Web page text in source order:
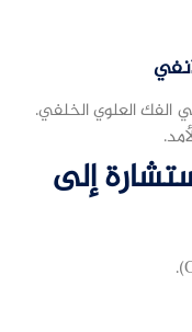
العلوي الخلفي.
إلى